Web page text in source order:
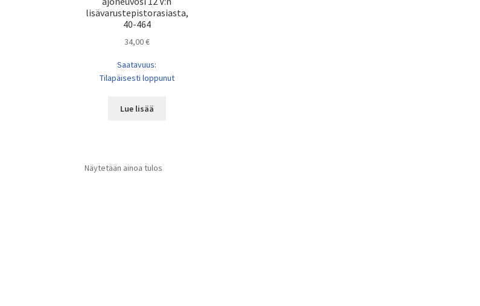
lisävarustepistorasiasta,
40-464
34,00€
Saatavuus:
Tilapäisesti loppunut
Lue lisää
Näytetään ainoa tulos